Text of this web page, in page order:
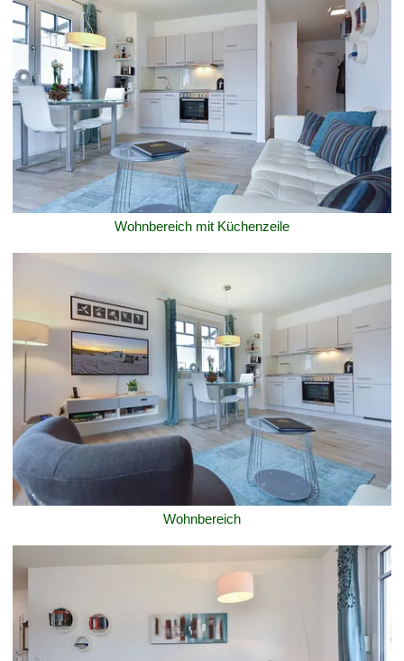
Wohnbereich mit Küchenzeile
Wohnbereich